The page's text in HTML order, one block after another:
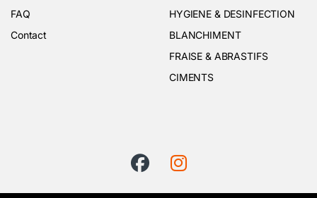
FAQ
Contact
HYGIENE & DESINFECTION
BLANCHIMENT
FRAISE & ABRASTIFS
CIMENTS